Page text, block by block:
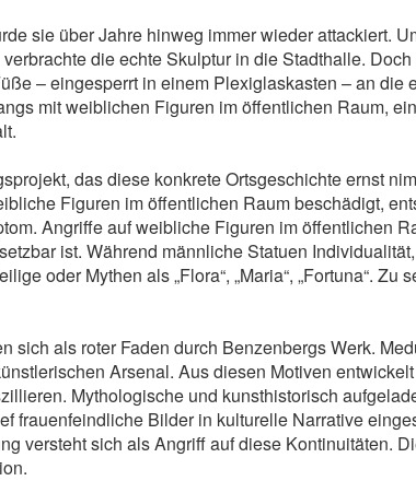
sie über Jahre hinweg immer wieder attackiert.
die echte Skulptur in die Stadthalle.
– eingesperrt in einem Plexiglaskasten – an die
mit weiblichen Figuren im öffentlichen Raum,
das diese konkrete Ortsgeschichte ernst
Figuren im öffentlichen Raum beschädigt,
Angriffe auf weibliche Figuren im öffentlichen
ist. Während männliche Statuen
oder Mythen als „Flora“, „Maria“, „Fortuna“. Zu
als roter Faden durch Benzenbergs Werk.
Arsenal. Aus diesen Motiven
Mythologische und kunsthistorisch
frauenfeindliche Bilder in kulturelle Narrative
versteht sich als Angriff auf diese Kontinuitäten.